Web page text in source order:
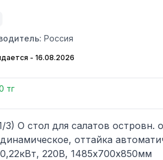
Россия
- 16.08.2026
тг
3) О стол для салатов островн.
оттайка
220В, 1485х700х850мм